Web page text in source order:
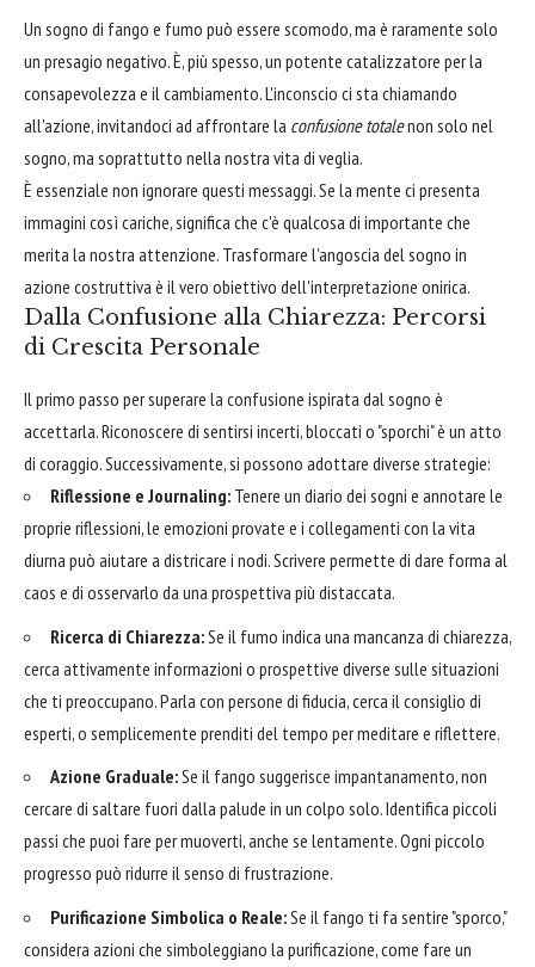
Un sogno di fango e fumo può essere scomodo, ma è raramente solo
un presagio negativo. È, più spesso, un potente catalizzatore per la
consapevolezza e il cambiamento. L'inconscio ci sta chiamando
all'azione, invitandoci ad affrontare la confusione totalenon solo nel
sogno, ma soprattutto nella nostra vita di veglia.
È essenziale non ignorare questi messaggi. Se la mente ci presenta
immagini così cariche, significa che c'è qualcosa di importante che
merita la nostra attenzione. Trasformare l'angoscia del sogno in
azione costruttiva è il vero obiettivo dell'interpretazione onirica.
Dalla Confusione alla Chiarezza: Percorsi
di Crescita Personale
Il primo passo per superare la confusione ispirata dal sogno è
accettarla. Riconoscere di sentirsi incerti, bloccati o "sporchi" è un atto
di coraggio. Successivamente, si possono adottare diverse strategie:
Riflessione e Journaling: Tenere un diario dei sogni e annotare le
proprie riflessioni, le emozioni provate e i collegamenti con la vita
diurna può aiutare a districare i nodi. Scrivere permette di dare forma al
caos e di osservarlo da una prospettiva più distaccata.
Ricerca di Chiarezza:Se il fumo indica una mancanza di chiarezza,
cerca attivamente informazioni o prospettive diverse sulle situazioni
che ti preoccupano. Parla con persone di fiducia, cerca il consiglio di
esperti, o semplicemente prenditi del tempo per meditare e riflettere.
Azione Graduale:Se il fango suggerisce impantanamento, non
cercare di saltare fuori dalla palude in un colpo solo. Identifica piccoli
passi che puoi fare per muoverti, anche se lentamente. Ogni piccolo
progresso può ridurre il senso di frustrazione.
Purificazione Simbolica o Reale:Se il fango ti fa sentire "sporco,"
considera azioni che simboleggiano la purificazione, come fare un